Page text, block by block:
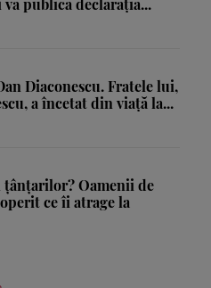
Diaconescu. Fratele lui,
a încetat din viață la...
Oamenii de
ce îi atrage la